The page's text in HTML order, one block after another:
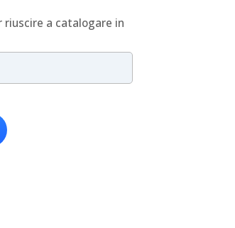
riuscire a catalogare in